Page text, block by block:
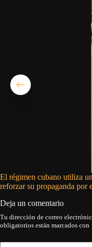
El régimen cubano utiliza
reforzar su propaganda por
Deja un comentario
Tu dirección de correo
obligatorios están marcados con